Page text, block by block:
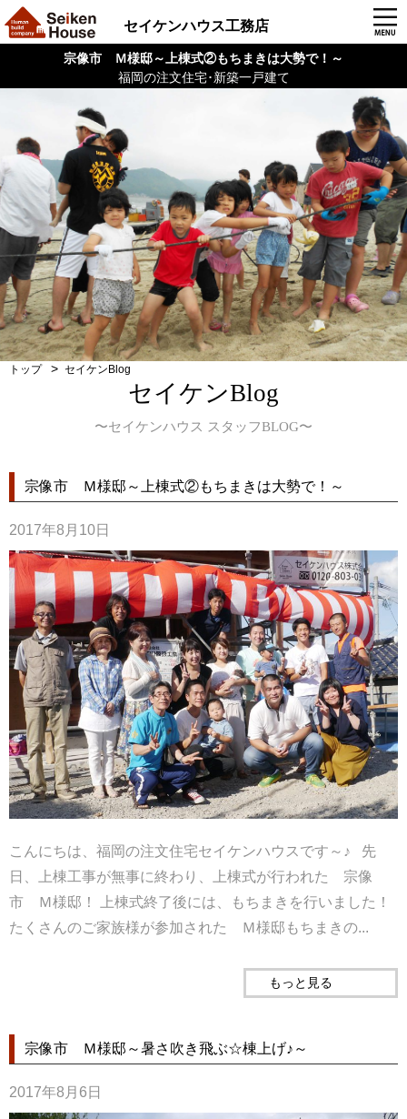
宗像市 Ｍ様邸～上棟式②もちまきは大勢で！～
福岡の注文住宅･新築一戸建て
セイケンハウス工務店
トップ セイケンBlog
セイケンBlog
〜セイケンハウス スタッフBLOG〜
宗像市 Ｍ様邸～上棟式②もちまきは大勢で！～
2017年8月10日
こんにちは、福岡の注文住宅セイケンハウスです～♪ 先
日、上棟工事が無事に終わり、上棟式が行われた 宗像
市 Ｍ様邸！ 上棟式終了後には、もちまきを行いました！
たくさんのご家族様が参加された Ｍ様邸もちまきの...
もっと見る
宗像市 Ｍ様邸～暑さ吹き飛ぶ☆棟上げ♪～
2017年8月6日